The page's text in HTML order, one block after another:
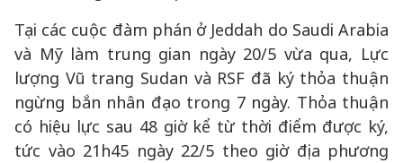
Tại các cuộc đàm phán ở Jeddah do Saudi Arabia
và Mỹ làm trung gian ngày 20/5 vừa qua, Lực
lượng Vũ trang Sudan và RSF đã ký thỏa thuận
ngừng bắn nhân đạo trong 7 ngày. Thỏa thuận
có hiệu lực sau 48 giờ kể từ thời điểm được ký,
tức vào 21h45 ngày 22/5 theo giờ địa phương